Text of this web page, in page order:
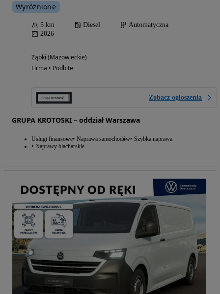
Wyróżnione
5 km Diesel
Automatyczna
2026
Ząbki (Mazowieckie)
Firma • Podbite
Zobacz ogłoszenia
GRUPA KROTOSKI – oddział Warszawa
Usługi finansowe Naprawa samochodów Szybka naprawa
Naprawy blacharskie